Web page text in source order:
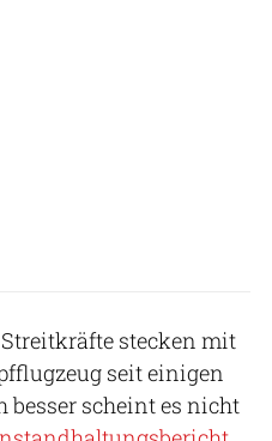
stecken mit
seit einigen
besser scheint es nicht